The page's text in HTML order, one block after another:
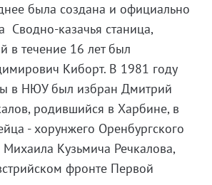
была создана и официально
Сводно-казачья станица,
в течение 16 лет был
Киборт. В 1981 году
в НЮУ был избран Дмитрий
родившийся в Харбине, в
- хорунжего Оренбургского
Михаила Кузьмича Речкалова,
фронте Первой